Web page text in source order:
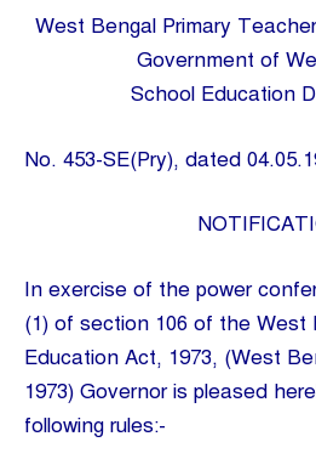
West Bengal Primary
Government of
School Education
No. 453-SE(Pry), dated
In exercise of the power
(1) of section 106 of the West
Education Act, 1973, (West
1973) Governor is pleased
following rules:-